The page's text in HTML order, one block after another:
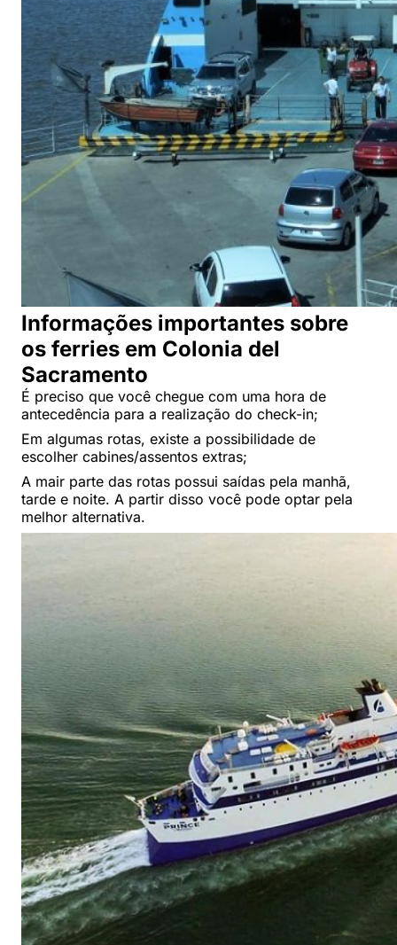
Informações importantes sobre
os ferries em Colonia del
Sacramento
É preciso que você chegue com uma hora de
antecedência para a realização do check-in;
Em algumas rotas, existe a possibilidade de
escolher cabines/assentos extras;
A mair parte das rotas possui saídas pela manhã,
tarde e noite. A partir disso você pode optar pela
melhor alternativa.